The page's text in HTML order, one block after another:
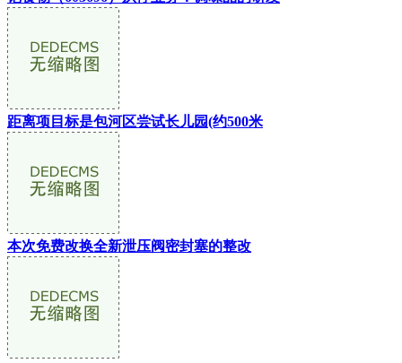
距离项目标是包河区尝试长儿园(约500米
本次免费改换全新泄压阀密封塞的整改